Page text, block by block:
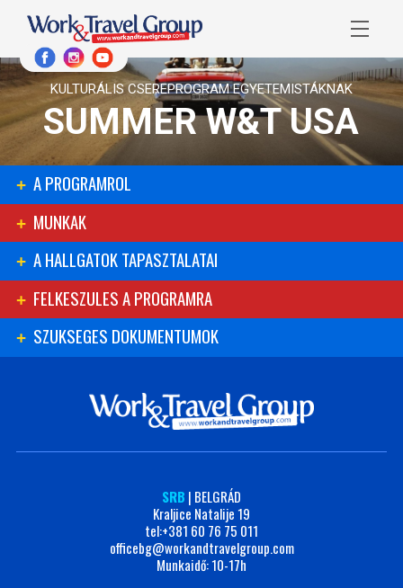
KULTURÁLIS CSEREPROGRAM EGYETEMISTÁKNAK
SUMMER W&T USA
A PROGRAMROL
MUNKAK
A HALLGATOK TAPASZTALATAI
FELKESZULES A PROGRAMRA
SZUKSEGES DOKUMENTUMOK
SRB | BELGRÁD
Kraljice Natalije 19
tel:+381 60 76 75 011
officebg@workandtravelgroup.com
Munkaidő: 10-17h